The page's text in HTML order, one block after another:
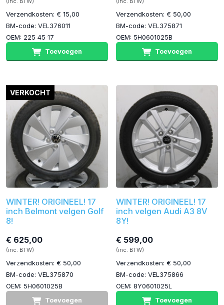
Verzendkosten: € 15,00
BM-code: VEL376011
OEM: 225 45 17
Toevoegen
Verzendkosten: € 50,00
BM-code: VEL375871
OEM: 5H0601025B
Toevoegen
VERKOCHT
WINTER! ORIGINEEL! 17
inch Belmont velgen Golf
8!
€ 625,00
(inc. BTW)
Verzendkosten: € 50,00
BM-code: VEL375870
OEM: 5H0601025B
Toevoegen
WINTER! ORIGINEEL! 17
inch velgen Audi A3 8V
8Y!
€ 599,00
(inc. BTW)
Verzendkosten: € 50,00
BM-code: VEL375866
OEM: 8Y0601025L
Toevoegen